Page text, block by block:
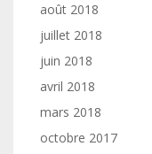
août 2018
juillet 2018
juin 2018
avril 2018
mars 2018
octobre 2017